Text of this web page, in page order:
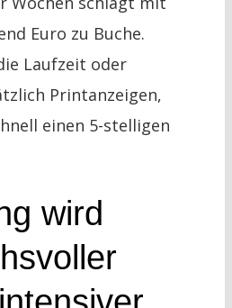
Euro zu Buche.
Laufzeit oder
Printanzeigen,
einen 5-stelligen
wird